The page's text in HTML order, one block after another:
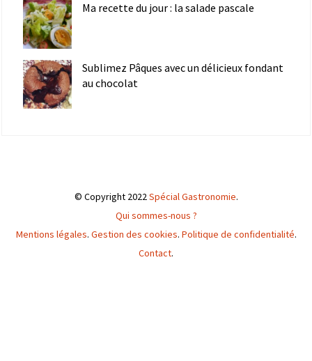
Ma recette du jour : la salade pascale
Sublimez Pâques avec un délicieux fondant
au chocolat
© Copyright 2022Spécial Gastronomie.
Qui sommes-nous ?
Mentions légales. Gestion des cookies. Politique de confidentialité.
Contact.